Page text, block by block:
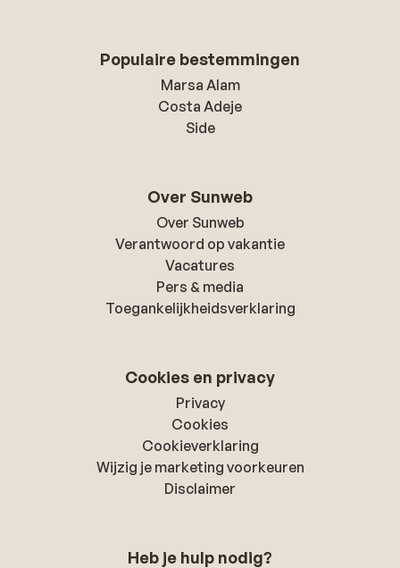
Populaire bestemmingen
Marsa Alam
Costa Adeje
Side
Over Sunweb
Over Sunweb
Verantwoord op vakantie
Vacatures
Pers & media
Toegankelijkheidsverklaring
Cookies en privacy
Privacy
Cookies
Cookieverklaring
Wijzig je marketing voorkeuren
Disclaimer
Heb je hulp nodig?